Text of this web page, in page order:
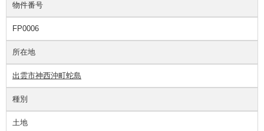
物件番号
FP0006
所在地
出雲市神西沖町蛇島
種別
土地